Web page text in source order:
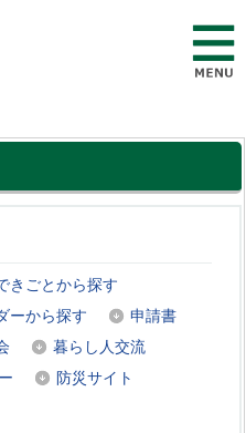
きごとから探す
ーから探す
申請書
暮らし人交流
防災サイト